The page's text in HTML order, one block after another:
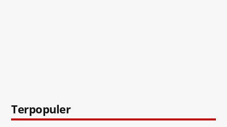
Terpopuler